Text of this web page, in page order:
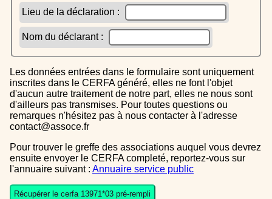
Lieu de la déclaration :
Nom du déclarant :
Les données entrées dans le formulaire sont uniquement
inscrites dans le CERFA généré, elles ne font l'objet
d'aucun autre traitement de notre part, elles ne nous sont
d'ailleurs pas transmises. Pour toutes questions ou
remarques n'hésitez pas à nous contacter à l'adresse
contact@assoce.fr
Pour trouver le greffe des associations auquel vous devrez
ensuite envoyer le CERFA completé, reportez-vous sur
l'annuaire suivant : Annuaire service public
Récupérer le cerfa 13971*03 pré-rempli